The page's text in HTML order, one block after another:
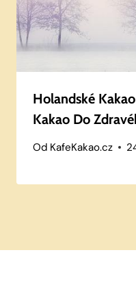
Holandské
Kakao Do
Od KafeKakao.cz